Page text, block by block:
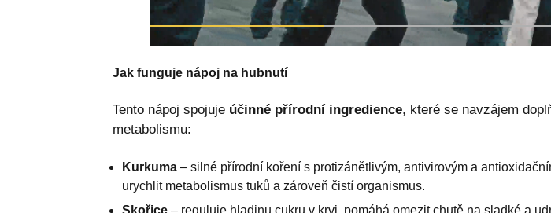
Jak funguje nápoj na hubnutí
Tento nápoj spojuje účinné přírodní ingredience, které se navzájem
metabolismu:
Kurkuma– silné přírodní koření s protizánětlivým, antivirovým a
urychlit metabolismus tuků a zároveň čistí organismus.